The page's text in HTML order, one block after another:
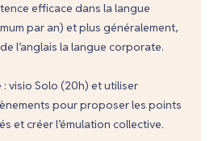
efficace dans la langue
par an) et plus généralement,
l’anglais la langue corporate.
visio Solo (20h) et utiliser
pour proposer les points
et créer l’émulation collective.